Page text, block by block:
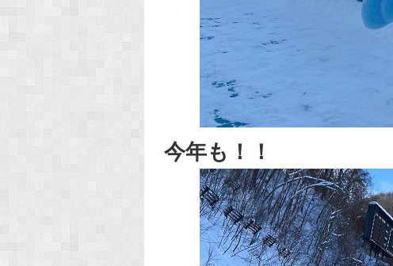
今年も！！